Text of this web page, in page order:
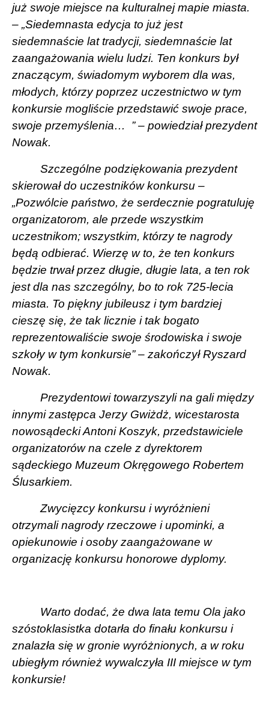
już swoje miejsce na kulturalnej mapie miasta.
– „Siedemnasta edycja to już jest
siedemnaście lat tradycji, siedemnaście lat
zaangażowania wielu ludzi. Ten konkurs był
znaczącym, świadomym wyborem dla was,
młodych, którzy poprzez uczestnictwo w tym
konkursie mogliście przedstawić swoje prace,
swoje przemyślenia…
” – powiedział prezydent
Nowak.
Szczególne podziękowania prezydent
skierował do uczestników konkursu –
„Pozwólcie państwo, że serdecznie pogratuluję
organizatorom, ale przede wszystkim
uczestnikom; wszystkim, którzy te nagrody
będą odbierać. Wierzę w to, że ten konkurs
będzie trwał przez długie, długie lata, a ten rok
jest dla nas szczególny, bo to rok 725-lecia
miasta. To piękny jubileusz i tym bardziej
cieszę się, że tak licznie i tak bogato
reprezentowaliście swoje środowiska i swoje
szkoły w tym konkursie” – zakończył Ryszard
Nowak.
Prezydentowi towarzyszyli na gali między
innymi zastępca Jerzy Gwiżdż, wicestarosta
nowosądecki Antoni Koszyk, przedstawiciele
organizatorów na czele z dyrektorem
sądeckiego Muzeum Okręgowego Robertem
Ślusarkiem.
Zwycięzcy konkursu i wyróżnieni
otrzymali nagrody rzeczowe i upominki, a
opiekunowie i osoby zaangażowane w
organizację konkursu honorowe dyplomy.
Warto dodać, że dwa lata temu Ola jako
szóstoklasistka dotarła do finału konkursu i
znalazła się w gronie wyróżnionych, a w roku
ubiegłym również wywalczyła III miejsce w tym
konkursie!